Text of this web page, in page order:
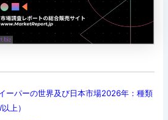
ーパーの世界及び日本市場2026年：種類
上）